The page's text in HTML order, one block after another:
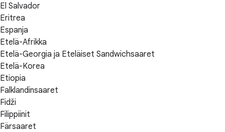
El Salvador
Eritrea
Espanja
Etelä-Afrikka
Etelä-Georgia ja Eteläiset Sandwichsaaret
Etelä-Korea
Etiopia
Falklandinsaaret
Fidži
Filippiinit
Färsaaret